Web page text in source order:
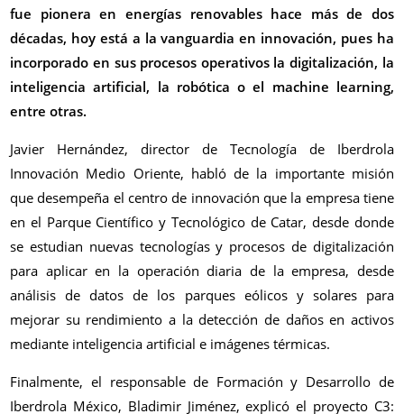
fue pionera en energías renovables hace más de dos
décadas, hoy está a la vanguardia en innovación, pues ha
incorporado en sus procesos operativos la digitalización, la
inteligencia artificial, la robótica o el machine learning,
entre otras.
Javier Hernández, director de Tecnología de Iberdrola
Innovación Medio Oriente, habló de la importante misión
que desempeña el centro de innovación que la empresa tiene
en el Parque Científico y Tecnológico de Catar, desde donde
se estudian nuevas tecnologías y procesos de digitalización
para aplicar en la operación diaria de la empresa, desde
análisis de datos de los parques eólicos y solares para
mejorar su rendimiento a la detección de daños en activos
mediante inteligencia artificial e imágenes térmicas.
Finalmente, el responsable de Formación y Desarrollo de
Iberdrola México, Bladimir Jiménez, explicó el proyecto C3: